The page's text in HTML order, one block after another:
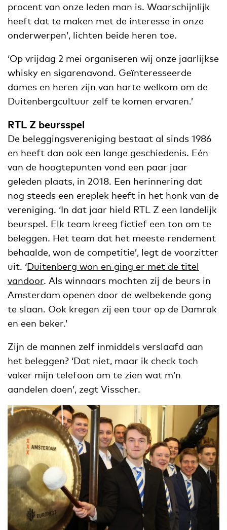
procent van onze leden man is. Waarschijnlijk
heeft dat te maken met de interesse in onze
onderwerpen’, lichten beide heren toe.
‘Op vrijdag 2 mei organiseren wij onze jaarlijkse
whisky en sigarenavond. Geïnteresseerde
dames en heren zijn van harte welkom om de
Duitenbergcultuur zelf te komen ervaren.’
RTL Z beursspel
De beleggingsvereniging bestaat al sinds 1986
en heeft dan ook een lange geschiedenis. Eén
van de hoogtepunten vond een paar jaar
geleden plaats, in 2018. Een herinnering dat
nog steeds een ereplek heeft in het honk van de
vereniging. ‘In dat jaar hield RTL Z een landelijk
beurspel. Elk team kreeg fictief een ton om te
beleggen. Het team dat het meeste rendement
behaalde, won de competitie’, legt de voorzitter
uit. ‘Duitenberg won en ging er met de titel
vandoor. Als winnaars mochten zij de beurs in
Amsterdam openen door de welbekende gong
te slaan. Ook kregen zij een tour op de Damrak
en een beker.’
Zijn de mannen zelf inmiddels verslaafd aan
het beleggen? ‘Dat niet, maar ik check toch
vaker mijn telefoon om te zien wat m’n
aandelen doen’, zegt Visscher.